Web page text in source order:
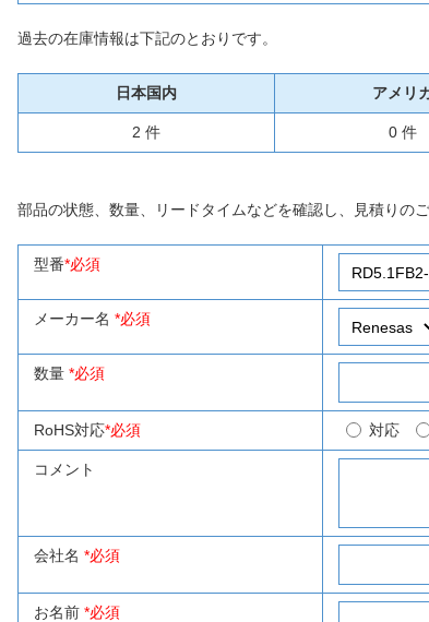
過去の在庫情報は下記のとおりです。
日本国内 アメリ
2 件 0 件
部品の状態、数量、リードタイムなどを確認し、見積りの
型番*必須
メーカー名 *必須
数量 *必須
RoHS対応*必須 対応
コメント
会社名 *必須
お名前 *必須